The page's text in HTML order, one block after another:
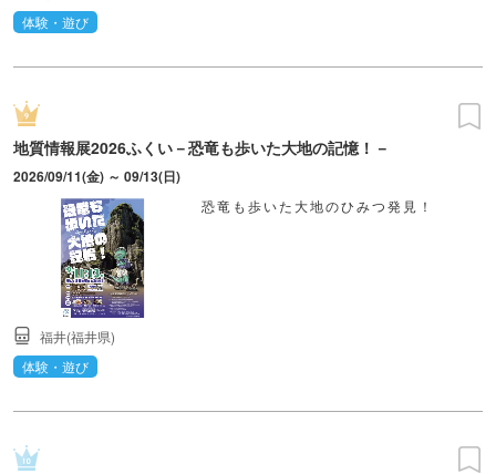
体験・遊び
地質情報展2026ふくい－恐竜も歩いた大地の記憶！－
2026/09/11(金) ～ 09/13(日)
恐竜も歩いた大地のひみつ発見！
福井(福井県)
体験・遊び